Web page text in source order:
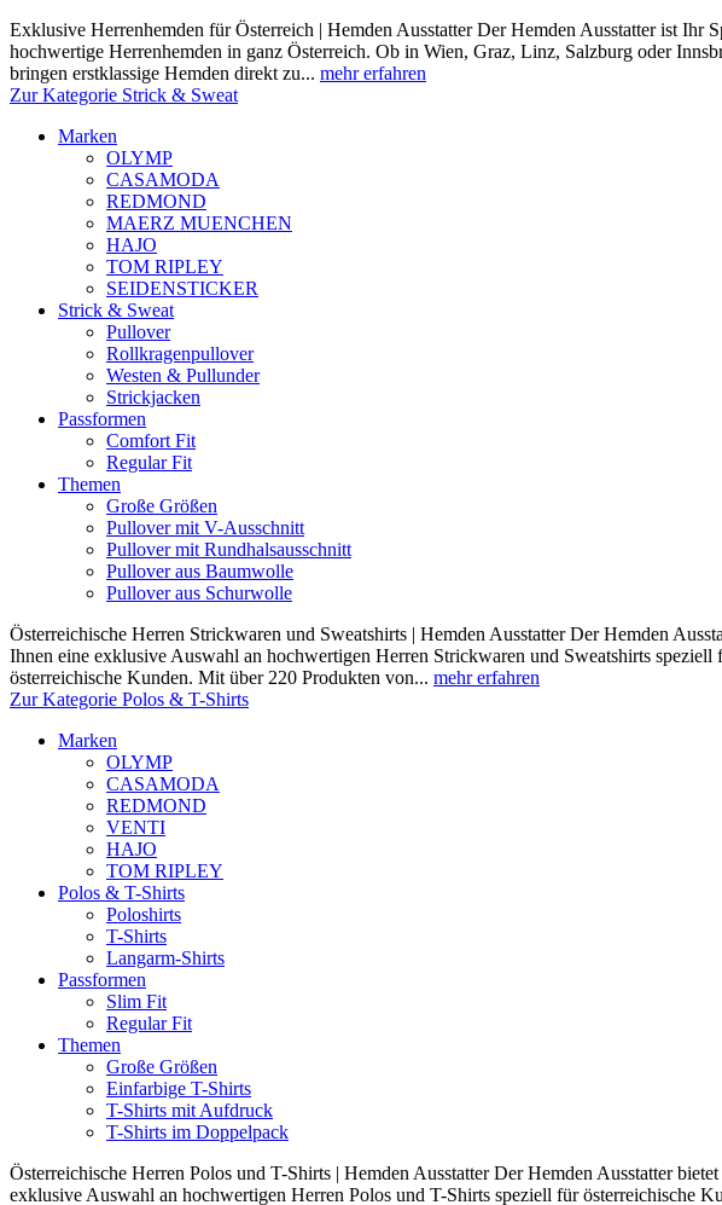
Exklusive Herrenhemden für Österreich | Hemden Ausstatter Der Hemden Ausstatter ist Ihr
hochwertige Herrenhemden in ganz Österreich. Ob in Wien, Graz, Linz, Salzburg oder
bringen erstklassige Hemden direkt zu... mehr erfahren
Zur Kategorie Strick & Sweat
Marken
OLYMP
CASAMODA
REDMOND
MAERZ MUENCHEN
HAJO
TOM RIPLEY
SEIDENSTICKER
Strick & Sweat
Pullover
Rollkragenpullover
Westen & Pullunder
Strickjacken
Passformen
Comfort Fit
Regular Fit
Themen
Große Größen
Pullover mit V-Ausschnitt
Pullover mit Rundhalsausschnitt
Pullover aus Baumwolle
Pullover aus Schurwolle
Österreichische Herren Strickwaren und Sweatshirts | Hemden Ausstatter Der Hemden
Ihnen eine exklusive Auswahl an hochwertigen Herren Strickwaren und Sweatshirts speziell
österreichische Kunden. Mit über 220 Produkten von... mehr erfahren
Zur Kategorie Polos & T-Shirts
Marken
OLYMP
CASAMODA
REDMOND
VENTI
HAJO
TOM RIPLEY
Polos & T-Shirts
Poloshirts
T-Shirts
Langarm-Shirts
Passformen
Slim Fit
Regular Fit
Themen
Große Größen
Einfarbige T-Shirts
T-Shirts mit Aufdruck
T-Shirts im Doppelpack
Österreichische Herren Polos und T-Shirts | Hemden Ausstatter Der Hemden Ausstatter
exklusive Auswahl an hochwertigen Herren Polos und T-Shirts speziell für österreichische